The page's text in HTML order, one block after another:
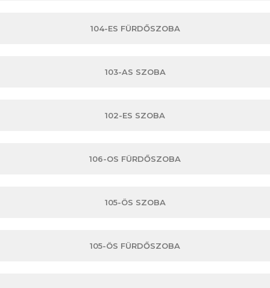
104-ES FÜRDŐSZOBA
103-AS SZOBA
102-ES SZOBA
106-OS FÜRDŐSZOBA
105-ÖS SZOBA
105-ÖS FÜRDŐSZOBA